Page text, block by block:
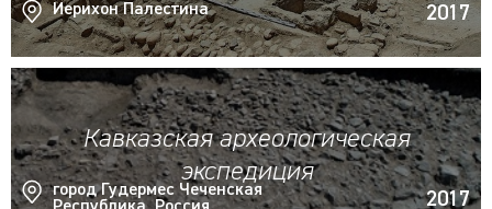
Иерихон Палестина 2017
Кавказская археологическая
экспедиция
город Гудермес Чеченская
2017